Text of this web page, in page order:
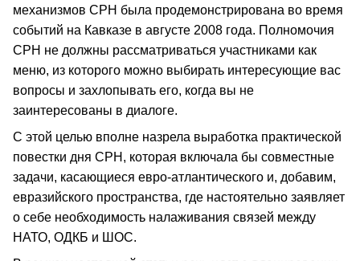
механизмов СРН была продемонстрирована во время
событий на Кавказе в августе 2008 года. Полномочия
СРН не должны рассматриваться участниками как
меню, из которого можно выбирать интересующие вас
вопросы и захлопывать его, когда вы не
заинтересованы в диалоге.
С этой целью вполне назрела выработка практической
повестки дня СРН, которая включала бы совместные
задачи, касающиеся евро-атлантического и, добавим,
евразийского пространства, где настоятельно заявляет
о себе необходимость налаживания связей между
НАТО, ОДКБ и ШОС.